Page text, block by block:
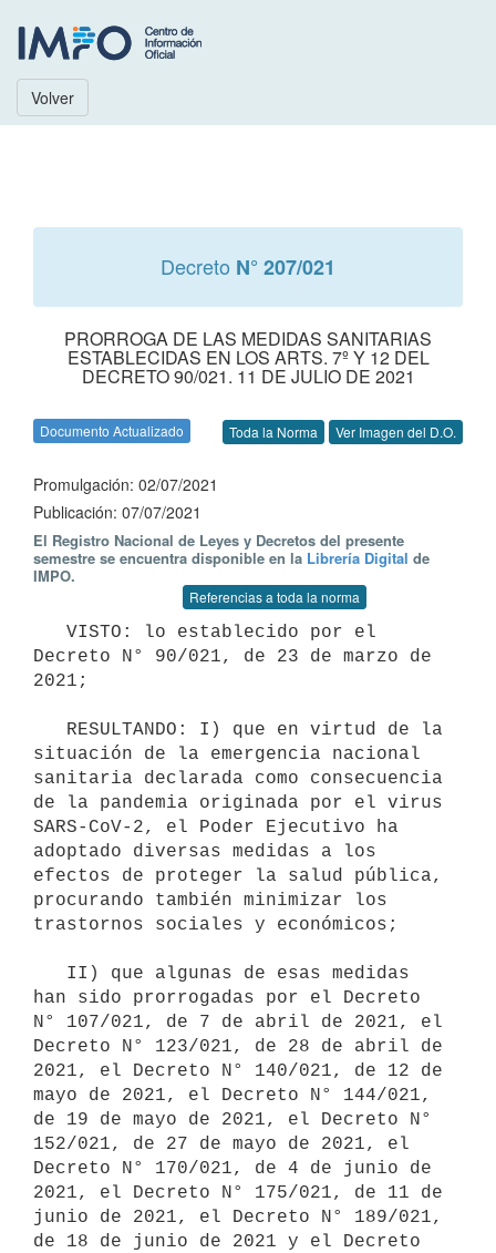
Volver
Decreto N° 207/021
PRORROGA DE LAS MEDIDAS SANITARIAS
ESTABLECIDAS EN LOS ARTS. 7º Y 12 DEL
DECRETO 90/021. 11 DE JULIO DE 2021
Documento Actualizado Toda la Norma Ver Imagen del D.O.
Promulgación: 02/07/2021
Publicación: 07/07/2021
El Registro Nacional de Leyes y Decretos del presente
semestre se encuentra disponible en la Librería Digital de
IMPO.
Referencias a toda la norma
Decreto N° 90/021, de 23 de marzo de
2021;
situación de la emergencia nacional
sanitaria declarada como consecuencia
de la pandemia originada por el virus
SARS-CoV-2, el Poder Ejecutivo ha
adoptado diversas medidas a los
efectos de proteger la salud pública,
procurando también minimizar los
trastornos sociales y económicos;
han sido prorrogadas por el Decreto
N° 107/021, de 7 de abril de 2021, el
Decreto N° 123/021, de 28 de abril de
2021, el Decreto N° 140/021, de 12 de
mayo de 2021, el Decreto N° 144/021,
de 19 de mayo de 2021, el Decreto N°
152/021, de 27 de mayo de 2021, el
Decreto N° 170/021, de 4 de junio de
2021, el Decreto N° 175/021, de 11 de
junio de 2021, el Decreto N° 189/021,
de 18 de junio de 2021 y el Decreto